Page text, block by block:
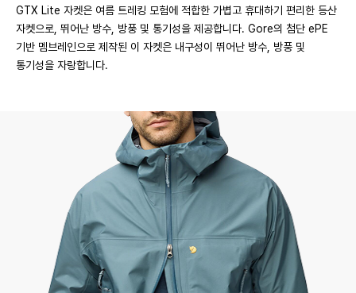
GTX Lite 자켓은 여름 트레킹 모험에 적합한 가볍고 휴대하기 편리한 등산
자켓으로, 뛰어난 방수, 방풍 및 통기성을 제공합니다. Gore의 첨단 ePE
기반 멤브레인으로 제작된 이 자켓은 내구성이 뛰어난 방수, 방풍 및
통기성을 자랑합니다.